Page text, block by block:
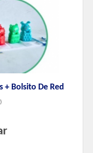
+ Bolsito De Red
)